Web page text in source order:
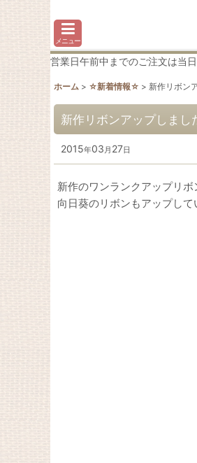
メニュー
営業日午前中までのご注文は
ホーム > ☆新着情報☆ > 新作リボン
新作リボンアップしま
2015年03 月 27日
新作のワンランクアップリ
向日葵のリボンもアップし